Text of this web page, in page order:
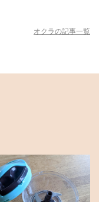
オクラの記事一覧